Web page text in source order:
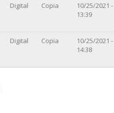
Digital Copia
10/25/2021 -
13:39
Digital Copia
10/25/2021 -
14:38